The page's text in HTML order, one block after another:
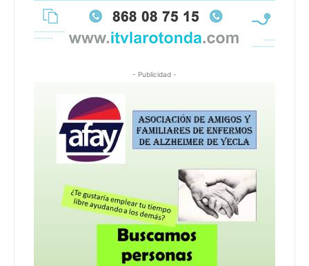
- Publicidad -